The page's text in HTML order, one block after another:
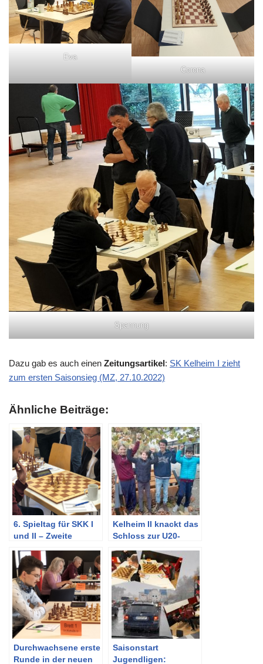
Eva
Corona
Spannung
Dazu gab es auch einen Zeitungsartikel: SK Kelheim I zieht
zum ersten Saisonsieg (MZ, 27.10.2022)
Ähnliche Beiträge:
6. Spieltag für SKK I
und II – Zweite
Kelheim II knackt das
Schloss zur U20-
Durchwachsene erste
Runde in der neuen
Saisonstart
Jugendligen: